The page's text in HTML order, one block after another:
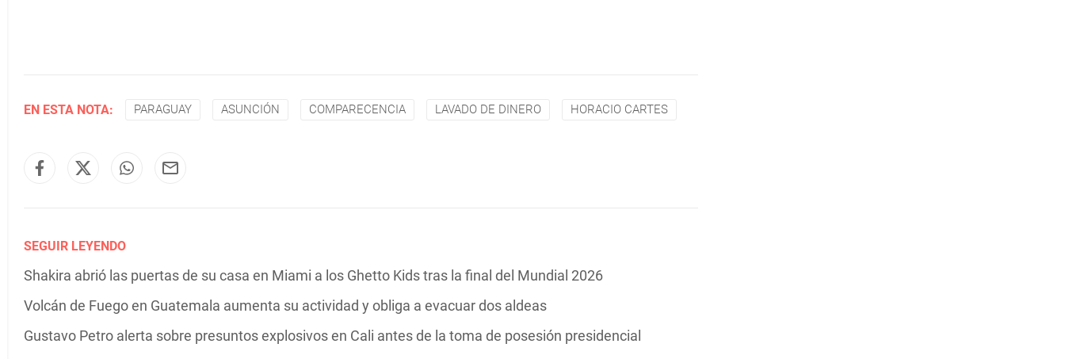
EN ESTA NOTA: PARAGUAY ASUNCIÓN COMPARECENCIA LAVADO DE DINERO HORACIO CARTES
SEGUIR LEYENDO
Shakira abrió las puertas de su casa en Miami a los Ghetto Kids tras la final del Mundial 2026
Volcán de Fuego en Guatemala aumenta su actividad y obliga a evacuar dos aldeas
Gustavo Petro alerta sobre presuntos explosivos en Cali antes de la toma de posesión presidencial